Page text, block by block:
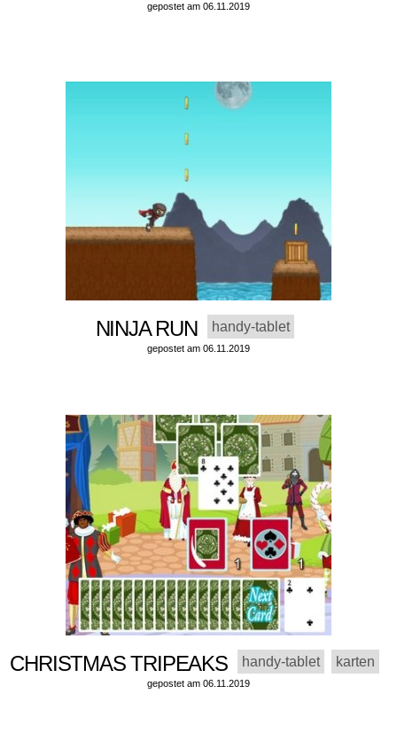
gepostet am 06.11.2019
NINJA RUN handy-tablet
gepostet am 06.11.2019
CHRISTMAS TRIPEAKS handy-tablet karten
gepostet am 06.11.2019